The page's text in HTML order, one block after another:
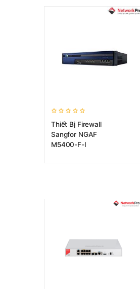
Thiết Bị Firewall
Sangfor NGAF
M5400-F-I